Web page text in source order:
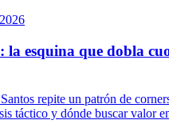
la esquina que dobla
repite un patrón de
táctico y dónde buscar valor